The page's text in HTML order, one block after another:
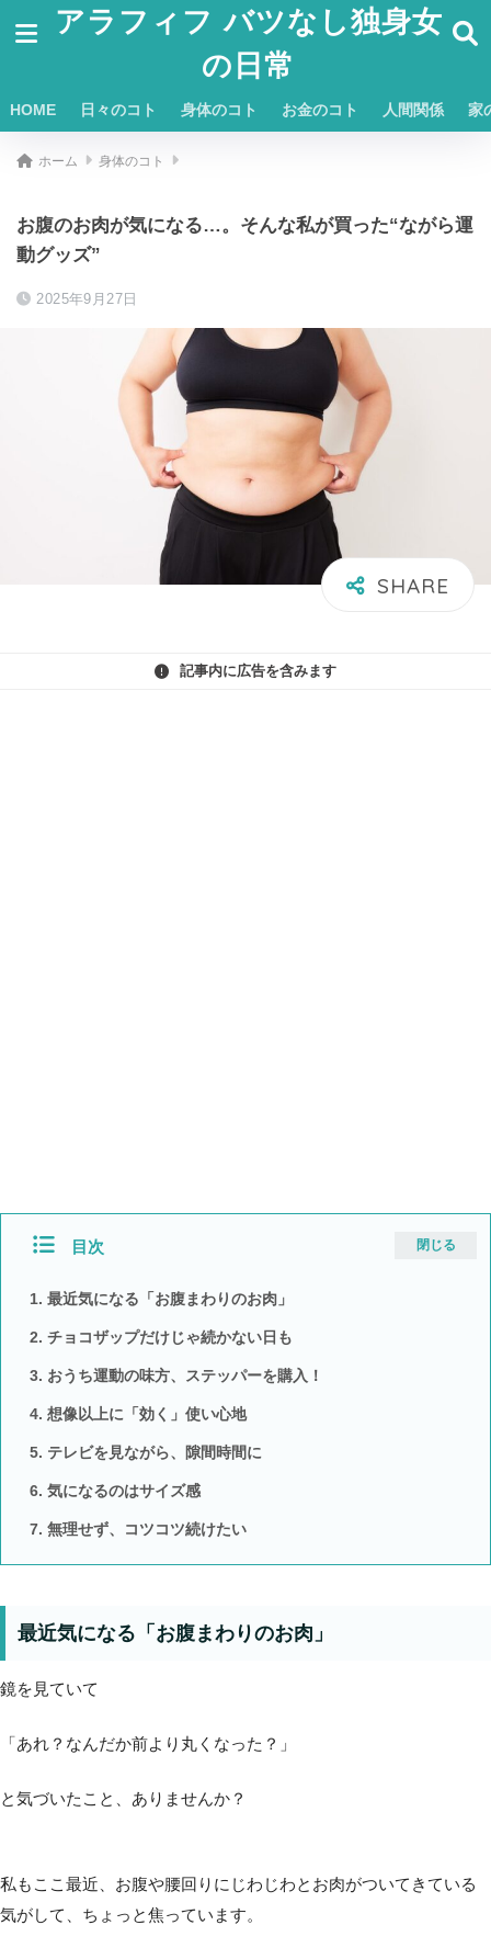
アラフィフ バツなし独身女
の日常
HOME 日々のコト 身体のコト お金のコト 人間関係 家
ホーム 身体のコト
お腹のお肉が気になる…。そんな私が買った“ながら運
動グッズ”
2025年9月27日
記事内に広告を含みます
目次 閉じる
最近気になる「お腹まわりのお肉」
チョコザップだけじゃ続かない日も
おうち運動の味方、ステッパーを購入！
想像以上に「効く」使い心地
テレビを見ながら、隙間時間に
気になるのはサイズ感
無理せず、コツコツ続けたい
最近気になる「お腹まわりのお肉」
鏡を見ていて
「あれ？なんだか前より丸くなった？」
と気づいたこと、ありませんか？
私もここ最近、お腹や腰回りにじわじわとお肉がついてきている
気がして、ちょっと焦っています。